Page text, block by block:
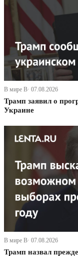
В мире В· 07.08.2026
Трамп заявил о
Украине
В мире В· 07.08.2026
Трамп назвал